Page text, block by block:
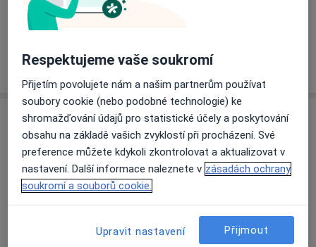
Na teto adrese lékař přijímá pacienty na pojišťovnu
Detaily
Více
Názory
Přidejte svůj názor
Respektujeme vaše soukromí
Přijetím povolujete nám a našim partnerům používat
soubory cookie (nebo podobné technologie) ke
shromažďování údajů pro statistické účely a poskytování
obsahu na základě vašich zvyklostí při procházení. Své
preference můžete kdykoli zkontrolovat a aktualizovat v
nastavení. Další informace naleznete v zásadách ochrany
soukromí a souborů cookie.
Upravit nastavení Přijmout